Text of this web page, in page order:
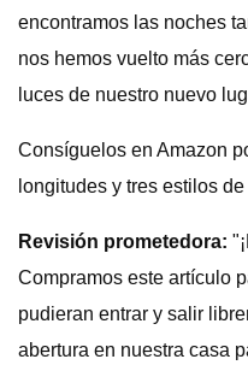
encontramos las noches
nos hemos vuelto más
luces de nuestro nuevo
Consíguelos en Amazon
longitudes y tres estilos
Revisión prometedora:
Compramos este artículo
pudieran entrar y salir
abertura en nuestra casa